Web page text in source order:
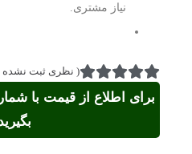
نیاز مشتری.
( نظری ثبت